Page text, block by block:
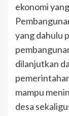
ekonomi
yang dahulu
dilanjutkan
mampu
desa